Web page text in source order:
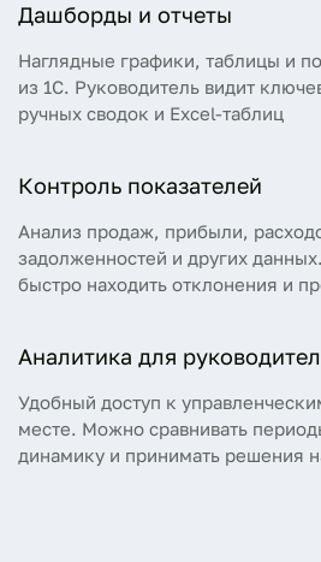
Дашборды и отчеты
Наглядные графики, таблицы и
из 1С. Руководитель видит
ручных сводок и Excel-таблиц
Контроль показателей
Анализ продаж, прибыли,
задолженностей и других
быстро находить отклонения и
Аналитика для
Удобный доступ к
месте. Можно сравнивать
динамику и принимать решения